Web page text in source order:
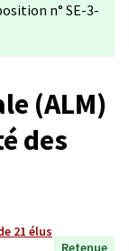
n° SE-3-
(ALM)
des
21 élus
Retenue